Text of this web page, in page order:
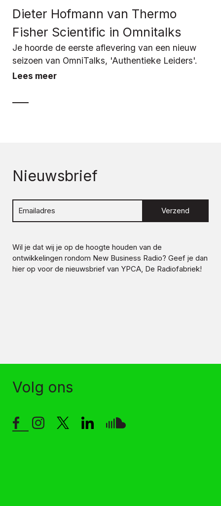
Dieter Hofmann van Thermo
Fisher Scientific in Omnitalks
Je hoorde de eerste aflevering van een nieuw
seizoen van OmniTalks, 'Authentieke Leiders'.
Lees meer
Nieuwsbrief
Verzend
Wil je dat wij je op de hoogte houden van de
ontwikkelingen rondom New Business Radio? Geef je dan
hier op voor de nieuwsbrief van YPCA, De Radiofabriek!
Volg ons